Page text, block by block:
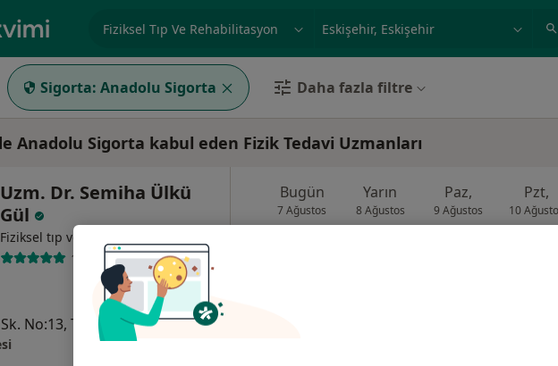
Sigorta: Anadolu Sigorta Daha fazla filtre
Anadolu Sigorta kabul eden Fizik Tedavi Uzmanları
Uzm. Dr. Semiha Ülkü
Gül
Fiziksel tıp ve rehabilitasyon
1 görüş
No:13, Tepebaşı•Harita
Bugün
7 Ağustos
Yarın
8 Ağustos
Paz,
9 Ağustos
Pzt,
10